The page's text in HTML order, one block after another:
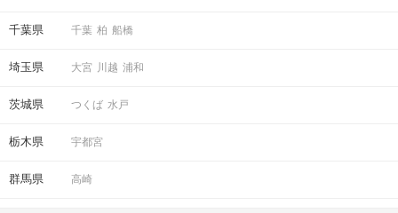
千葉県 千葉 柏 船橋
埼玉県 大宮 川越 浦和
茨城県 つくば 水戸
栃木県 宇都宮
群馬県 高崎